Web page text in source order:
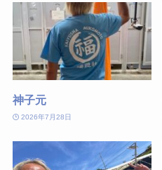
神子元
2026年7月28日